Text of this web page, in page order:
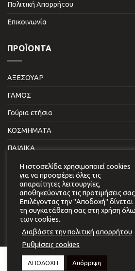
Πολιτική Απορρήτου
Επικοινωνία
ΠΡΟΪΌΝΤΑ
ΑΞΕΣΟΥΑΡ
ΓΑΜΟΣ
Γούρια ετήσια
ΚΟΣΜΗΜΑΤΑ
ΠΑΙΔΙΚΑ
ΣΠΙΤΙ & ΓΡΑΦΕΙΟ
NEWSLETTER
Εγγραφείτε στο newsletter μας
Copyright 2026 © Virginia
Website developmentby
Η ιστοσελίδα χρησιμοποιεί cookies
για να προσφέρει όλες τις
απαραίτητες λειτουργίες,
αποθηκεύοντας τις προτιμήσεις
Επιλέγοντας την "Αποδοχή" δίνεται
τη συγκατάθεση σας στη χρήση
των cookies.
Διαβάστε την πολιτική απορρήτου
Ρυθμίσεις cookies
ΑΠΟΔΟΧΗ Απόρριψη